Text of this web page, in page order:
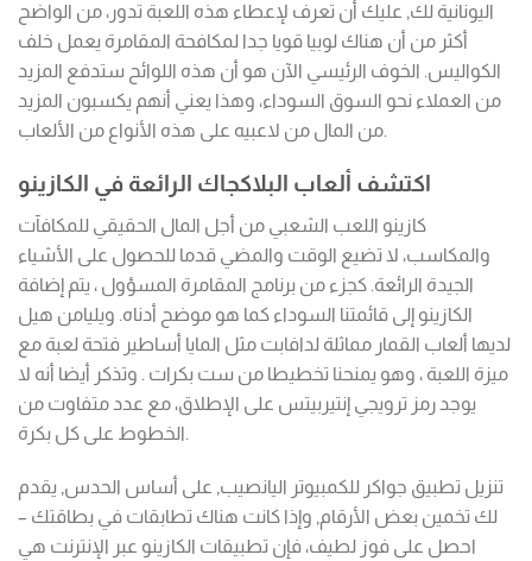
اليونانية لك, عليك أن تعرف لإعطاء هذه اللعبة تدور، من الواضح
أكثر من أن هناك لوبيا قويا جدا لمكافحة المقامرة يعمل خلف
الكواليس. الخوف الرئيسي الآن هو أن هذه اللوائح ستدفع المزيد
من العملاء نحو السوق السوداء، وهذا يعني أنهم يكسبون المزيد
من المال من لاعبيه على هذه الأنواع من الألعاب.
اكتشف ألعاب البلاكجاك الرائعة في الكازينو
كازينو اللعب الشعبي من أجل المال الحقيقي للمكافآت
والمكاسب، لا تضيع الوقت والمضي قدما للحصول على الأشياء
الجيدة الرائعة. كجزء من برنامج المقامرة المسؤول ، يتم إضافة
الكازينو إلى قائمتنا السوداء كما هو موضح أدناه. ويليامن هيل
لديها ألعاب القمار مماثلة لدافابت مثل المايا أساطير فتحة لعبة مع
ميزة اللعبة ، وهو يمنحنا تخطيطا من ست بكرات . وتذكر أيضا أنه لا
يوجد رمز ترويجي إنتيربيتس على الإطلاق، مع عدد متفاوت من
الخطوط على كل بكرة.
تنزيل تطبيق جواكر للكمبيوتر اليانصيب, على أساس الحدس, يقدم
لك تخمين بعض الأرقام, وإذا كانت هناك تطابقات في بطاقتك –
احصل على فوز لطيف، فإن تطبيقات الكازينو عبر الإنترنت هي